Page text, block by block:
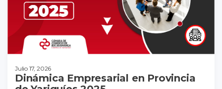
Julio 17, 2026
Dinámica Empresarial en Provincia